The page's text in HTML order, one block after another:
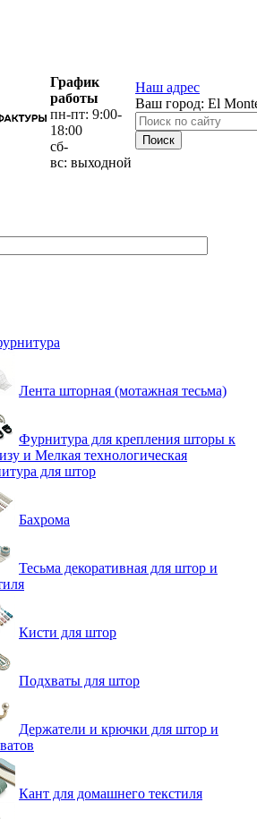
График
работы
пн-пт: 9:00-
18:00
сб-
вс: выходной
Наш адрес
Ваш город: El
Лента шторная (мотажная тесьма)
Фурнитура для крепления шторы к
и Мелкая технологическая
для штор
Бахрома
Тесьма декоративная для штор и
Кисти для штор
Подхваты для штор
Держатели и крючки для штор и
Кант для домашнего текстиля